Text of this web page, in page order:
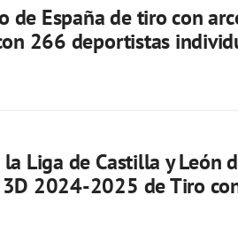
de España de tiro con
266 deportistas
Liga de Castilla y León
3D 2024-2025 de Tiro